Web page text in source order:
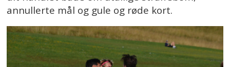
annullerte mål og gule og røde kort.